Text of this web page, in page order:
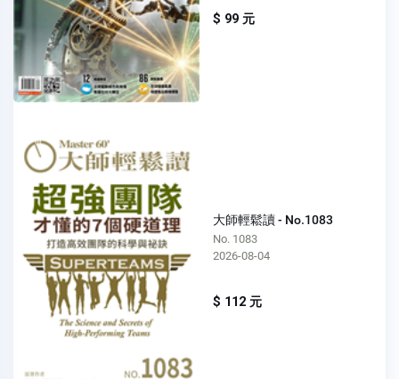
$ 99 元
大師輕鬆讀 - No.1083
No. 1083
2026-08-04
$ 112 元